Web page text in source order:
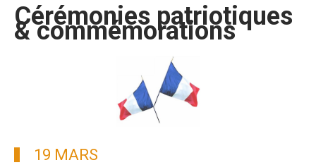
Cérémonies patriotiques
& commémorations
19 MARS